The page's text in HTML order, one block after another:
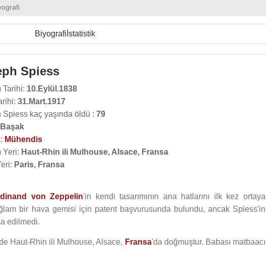
Biyografi İstatistik
Spiess
Tarihi: 10.Eylül.1838
31.Mart.1917
Spiess kaç yaşında öldü : 79
Başak
Mühendis
Yeri: Haut-Rhin ili Mulhouse, Alsace, Fransa
Paris, Fransa
von Zeppelin'in kendi tasarımının ana hatlarını ilk kez ortaya
bir hava gemisi için patent başvurusunda bulundu, ancak Spiess'in
edilmedi.
Haut-Rhin ili Mulhouse, Alsace, Fransa'da doğmuştur. Babası matbaacı